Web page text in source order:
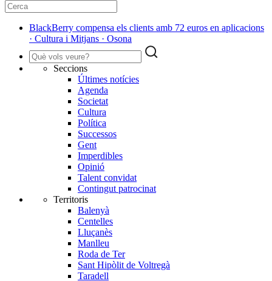
BlackBerry compensa els clients amb 72 euros en aplicacions
· Cultura i Mitjans · Osona
Seccions
Últimes notícies
Agenda
Societat
Cultura
Política
Successos
Gent
Imperdibles
Opinió
Talent convidat
Contingut patrocinat
Territoris
Balenyà
Centelles
Lluçanès
Manlleu
Roda de Ter
Sant Hipòlit de Voltregà
Taradell